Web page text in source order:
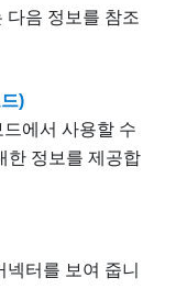
다음 정보를 참조
)
에서 사용할 수
한 정보를 제공합
터를 보여 줍니